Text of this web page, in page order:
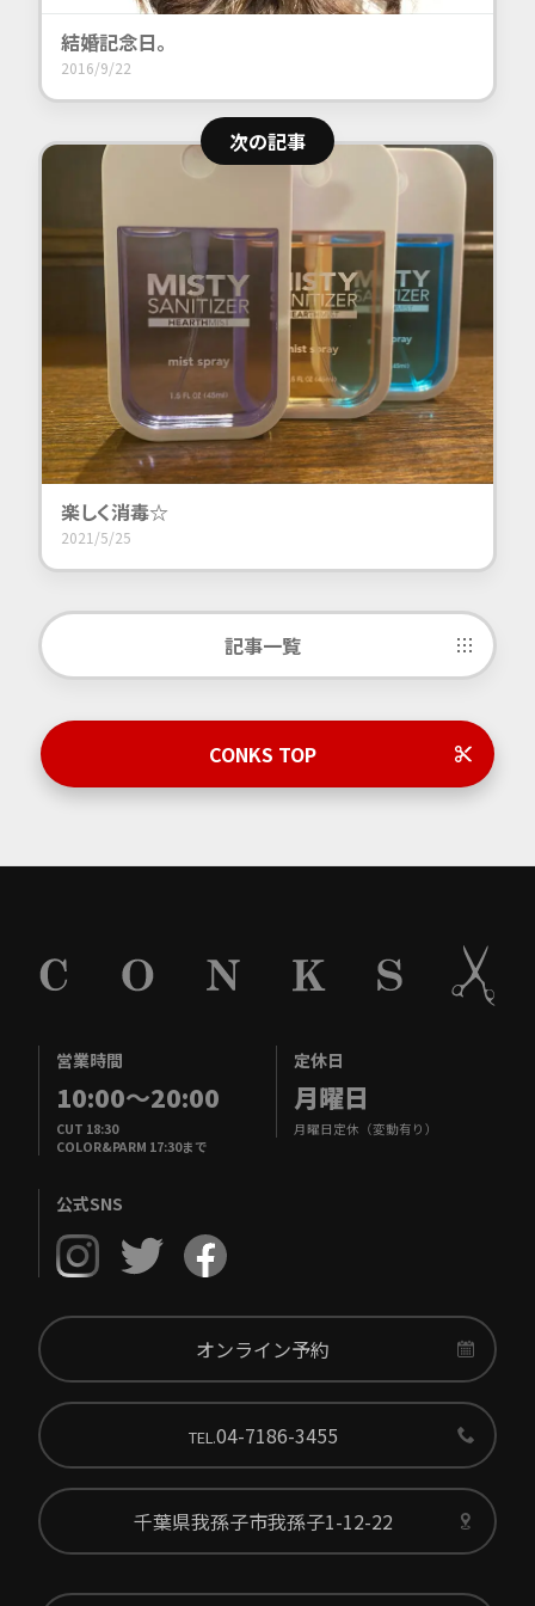
結婚記念日。
2016/9/22
次の記事
楽しく消毒☆
2021/5/25
記事一覧
CONKS TOP
営業時間
10:00～20:00
CUT 18:30
COLOR&PARM 17:30まで
定休日
月曜日
月曜日定休（変動有り）
公式SNS
オンライン予約
TEL.04-7186-3455
千葉県我孫子市我孫子1-12-22